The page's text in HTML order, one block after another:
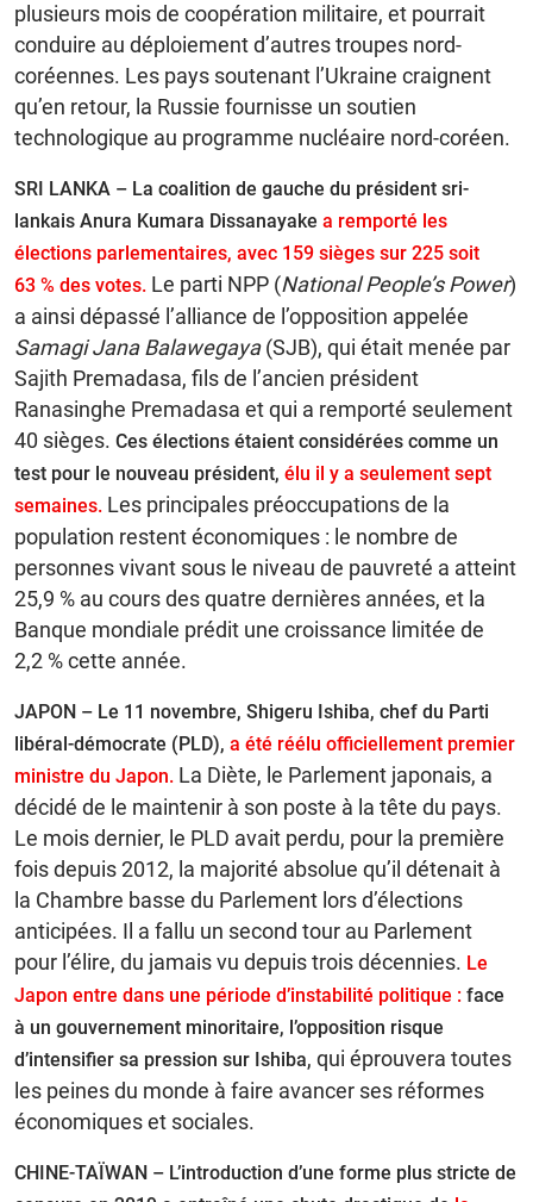
plusieurs mois de coopération militaire, et pourrait
conduire au déploiement d’autres troupes nord-
coréennes. Les pays soutenant l’Ukraine craignent
qu’en retour, la Russie fournisse un soutien
technologique au programme nucléaire nord-coréen.
SRI LANKA – La coalition de gauche du président sri-
lankais Anura Kumara Dissanayake a remporté les
élections parlementaires, avec 159 sièges sur 225 soit
63 % des votes. Le parti NPP (National People’s Power)
a ainsi dépassé l’alliance de l’opposition appelée
Samagi Jana Balawegaya(SJB), qui était menée par
Sajith Premadasa, fils de l’ancien président
Ranasinghe Premadasa et qui a remporté seulement
40 sièges. Ces élections étaient considérées comme un
test pour le nouveau président, élu il y a seulement sept
semaines. Les principales préoccupations de la
population restent économiques : le nombre de
personnes vivant sous le niveau de pauvreté a atteint
25,9 % au cours des quatre dernières années, et la
Banque mondiale prédit une croissance limitée de
2,2 % cette année.
JAPON – Le 11 novembre, Shigeru Ishiba, chef du Parti
libéral-démocrate (PLD), a été réélu officiellement premier
ministre du Japon. La Diète, le Parlement japonais, a
décidé de le maintenir à son poste à la tête du pays.
Le mois dernier, le PLD avait perdu, pour la première
fois depuis 2012, la majorité absolue qu’il détenait à
la Chambre basse du Parlement lors d’élections
anticipées. Il a fallu un second tour au Parlement
pour l’élire, du jamais vu depuis trois décennies. Le
Japon entre dans une période d’instabilité politique : face
à un gouvernement minoritaire, l’opposition risque
d’intensifier sa pression sur Ishiba, qui éprouvera toutes
les peines du monde à faire avancer ses réformes
économiques et sociales.
CHINE-TAÏWAN – L’introduction d’une forme plus stricte de